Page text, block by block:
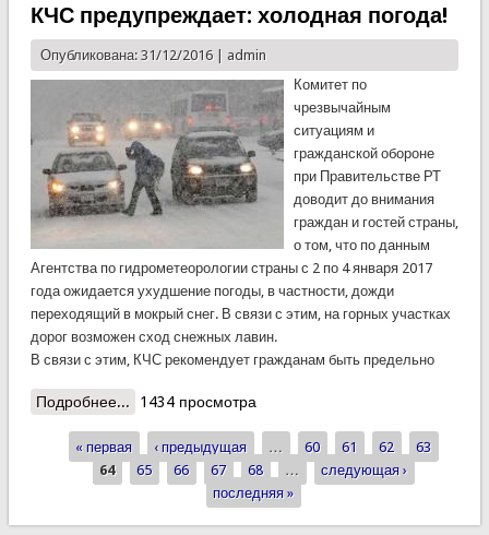
КЧС предупреждает: холодная погода!
Опубликована: 31/12/2016 | admin
Комитет по
чрезвычайным
ситуациям и
гражданской обороне
при Правительстве РТ
доводит до внимания
граждан и гостей страны,
о том, что по данным
Агентства по гидрометеорологии страны с 2 по 4 января 2017
года ожидается ухудшение погоды, в частности, дожди
переходящий в мокрый снег. В связи с этим, на горных участках
дорог возможен сход снежных лавин.
В связи с этим, КЧС рекомендует гражданам быть предельно
Подробнее... о КЧС предупреждает: холодная погода!
1434 просмотра
Страницы
« первая ‹ предыдущая … 60 61 62
63
64
65 66 67 68 …
следующая ›
последняя »